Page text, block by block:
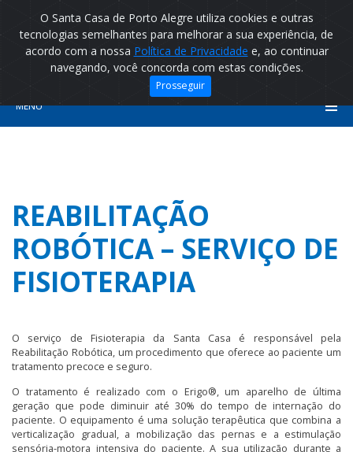
O Santa Casa de Porto Alegre utiliza cookies e outras
tecnologias semelhantes para melhorar a sua experiência, de
acordo com a nossa Política de Privacidade e, ao continuar
navegando, você concorda com estas condições.
Prosseguir
MENU
REABILITAÇÃO
ROBÓTICA – SERVIÇO DE
FISIOTERAPIA
O serviço de Fisioterapia da Santa Casa é responsável pela
Reabilitação Robótica, um procedimento que oferece ao paciente um
tratamento precoce e seguro.
O tratamento é realizado com o Erigo®, um aparelho de última
geração que pode diminuir até 30% do tempo de internação do
paciente. O equipamento é uma solução terapêutica que combina a
verticalização gradual, a mobilização das pernas e a estimulação
sensória-motora intensiva do paciente. A sua utilização durante a